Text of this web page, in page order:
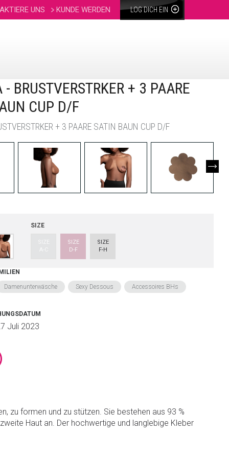
LOG DICH EIN
UNS KUNDE WERDEN
- BRUSTVERSTRKER + 3 PAARE
CUP D/F
+ 3 PAARE SATIN BAUN CUP D/F
SIZE
SIZE
A-C
SIZE
D-F
SIZE
F-H
Damenunterwäsche Sexy Dessous Accessoires BHs
Juli 2023
zu formen und zu stützen. Sie bestehen aus 93 %
Haut an. Der hochwertige und langlebige Kleber